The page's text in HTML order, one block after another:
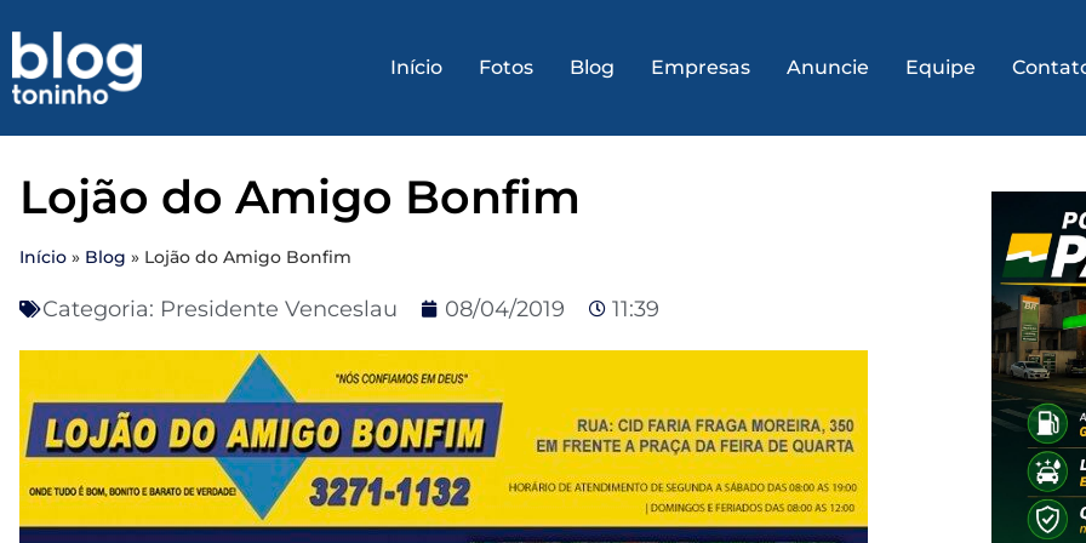
Início Fotos Blog Empresas Anuncie Equipe
Lojão do Amigo Bonfim
Início » Blog » Lojão do Amigo Bonfim
Categoria: Presidente Venceslau 08/04/2019 11:39